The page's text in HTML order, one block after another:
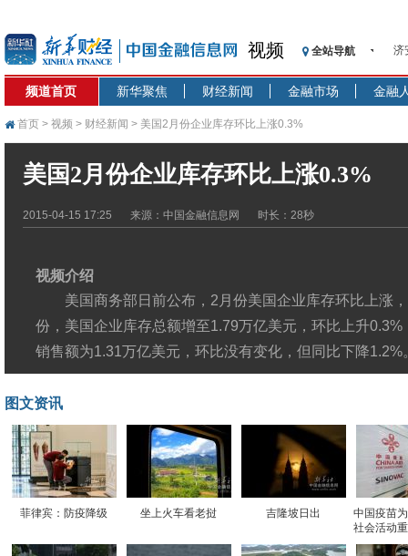
视频 全站导航
【
【
基
频道首页 新华聚焦 财经新闻 金融市场 金融
首页 > 视频 > 财经新闻 > 美国2月份企业库存环比上涨0.3%
美国2月份企业库存环比上涨0.3%
2015-04-15 17:25 来源：中国金融信息网 时长：28秒
视频介绍
美国商务部日前公布，2月份美国企业库存环比上涨
份，美国企业库存总额增至1.79万亿美元，环比上升
销售额为1.31万亿美元，环比没有变化，但同比下降1.2%
图文资讯
菲律宾：防疫降级 坐上火车看老挝 吉隆坡日出
中国疫苗
社会活动